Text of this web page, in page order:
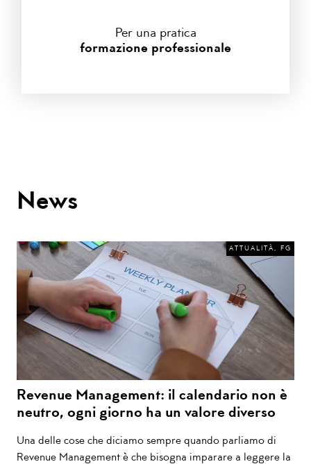
Per una pratica
formazione professionale
News
Revenue Management: il calendario non è
neutro, ogni giorno ha un valore diverso
Una delle cose che diciamo sempre quando parliamo di
Revenue Management è che bisogna imparare a leggere la
ATTUALITÀ FG